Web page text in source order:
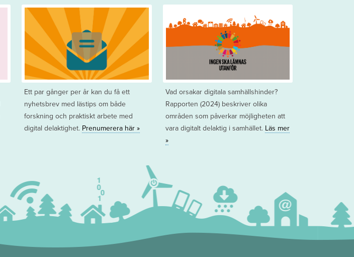
Ett par gånger per år kan du få ett
nyhetsbrev med lästips om både
forskning och praktiskt arbete med
digital delaktighet. Prenumerera här »
Vad orsakar digitala samhällshinder?
Rapporten (2024) beskriver olika
områden som påverkar möjligheten att
vara digitalt delaktig i samhället. Läs mer
»